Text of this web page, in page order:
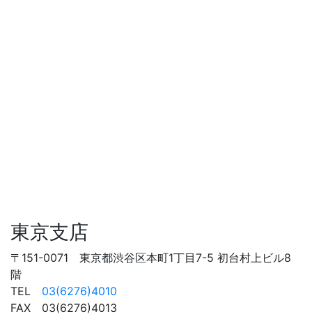
東京支店
〒151-0071 東京都渋谷区本町1丁目7-5 初台村上ビル8
階
TEL 03(6276)4010
FAX 03(6276)4013